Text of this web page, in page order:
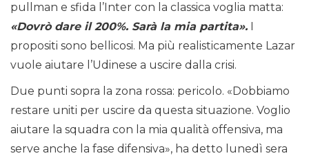
pullman e sfida l’Inter con la classica voglia matta:
«Dovrò dare il 200%. Sarà la mia partita». I
propositi sono bellicosi. Ma più realisticamente Lazar
vuole aiutare l’Udinese a uscire dalla crisi.
Due punti sopra la zona rossa: pericolo. «Dobbiamo
restare uniti per uscire da questa situazione. Voglio
aiutare la squadra con la mia qualità offensiva, ma
serve anche la fase difensiva», ha detto lunedì sera